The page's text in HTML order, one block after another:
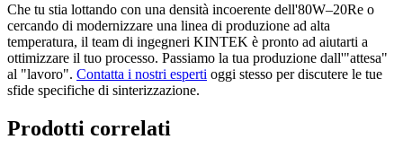
Che tu stia lottando con una densità incoerente dell'80W–20Re o
cercando di modernizzare una linea di produzione ad alta
temperatura, il team di ingegneri KINTEK è pronto ad aiutarti a
ottimizzare il tuo processo. Passiamo la tua produzione dall'"attesa"
al "lavoro". Contatta i nostri esperti oggi stesso per discutere le tue
sfide specifiche di sinterizzazione.
Prodotti correlati